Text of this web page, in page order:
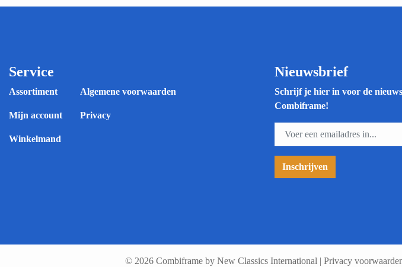
Service
Assortiment
Mijn account
Winkelmand
Algemene voorwaarden
Privacy
Nieuwsbrief
Schrijf je hier in voor de
Combiframe!
© 2026 Combiframe by New Classics International | Privacy